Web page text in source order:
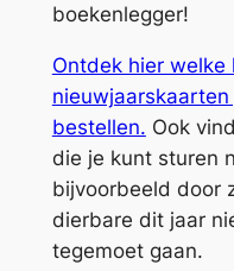
boekenlegger!
Ontdek hier welke
bestellen. Ook
die je kunt sturen
bijvoorbeeld door
dierbare dit jaar
tegemoet gaan.